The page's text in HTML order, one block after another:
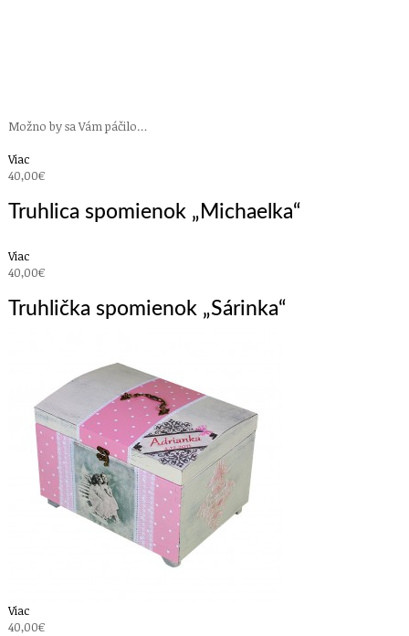
Možno by sa Vám páčilo…
Viac
40,00€
Truhlica spomienok „Michaelka“
Viac
40,00€
Truhlička spomienok „Sárinka“
Viac
40,00€